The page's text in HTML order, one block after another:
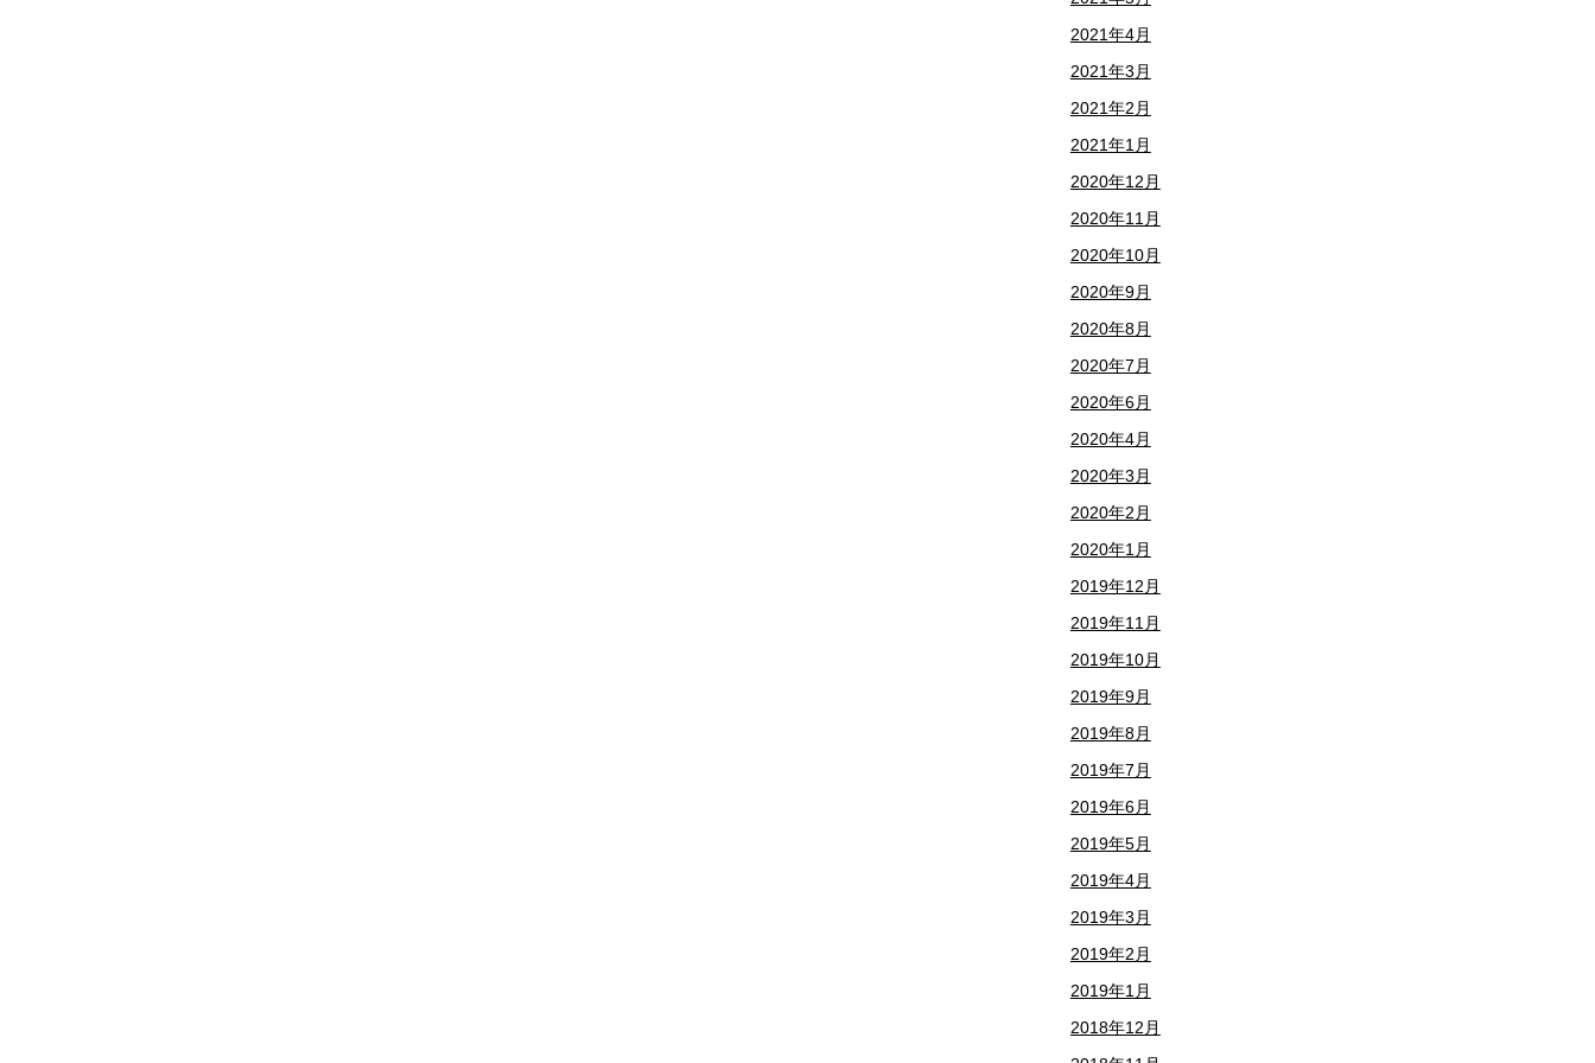
2021年4月
2021年3月
2021年2月
2021年1月
2020年12月
2020年11月
2020年10月
2020年9月
2020年8月
2020年7月
2020年6月
2020年4月
2020年3月
2020年2月
2020年1月
2019年12月
2019年11月
2019年10月
2019年9月
2019年8月
2019年7月
2019年6月
2019年5月
2019年4月
2019年3月
2019年2月
2019年1月
2018年12月